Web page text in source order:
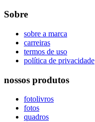
Sobre
sobre a marca
carreiras
termos de uso
política de privacidade
nossos produtos
fotolivros
fotos
quadros